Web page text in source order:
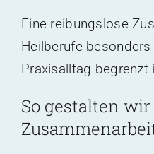
Eine reibungslose
Heilberufe
Praxisalltag begrenzt
So gestalten wir